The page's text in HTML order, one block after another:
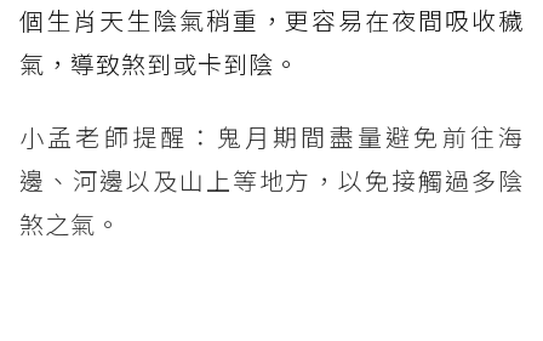
個生肖天生陰氣稍重，更容易在夜間吸收穢
氣，導致煞到或卡到陰。
小孟老師提醒：鬼月期間盡量避免前往海
邊、河邊以及山上等地方，以免接觸過多陰
煞之氣。